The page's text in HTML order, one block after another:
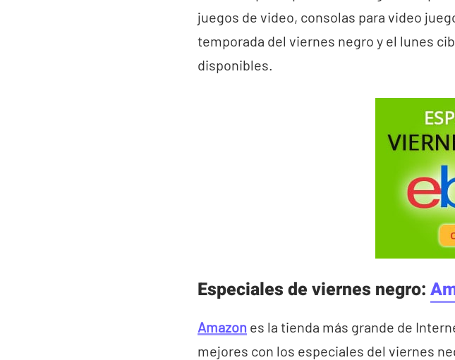
juegos de video, consolas para video
temporada del viernes negro y el lunes
disponibles.
Especiales de viernes negro:
Amazon es la tienda más grande de
mejores con los especiales del viernes